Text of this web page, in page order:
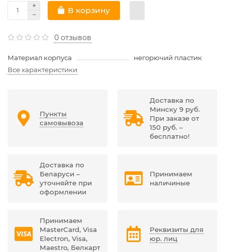
В корзину
0 отзывов
Материал корпуса
негорючий пластик
Все характеристики
Пункты
самовывоза
Доставка по
Минску 9 руб.
При заказе от
150 руб. –
бесплатно!
Доставка по
Беларуси –
уточняйте при
оформлении
Принимаем
наличиные
Принимаем
MasterCard, Visa
Electron, Visa,
Maestro, Белкарт
Реквизиты для
юр. лиц